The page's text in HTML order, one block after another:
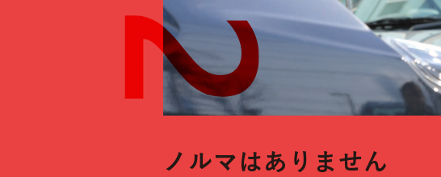
ノルマはありません